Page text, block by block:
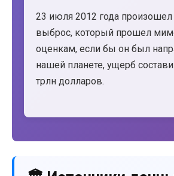
23 июля 2012 года
выброс, который прошел
оценкам, если бы он был
нашей планете, ущерб
трлн долларов.